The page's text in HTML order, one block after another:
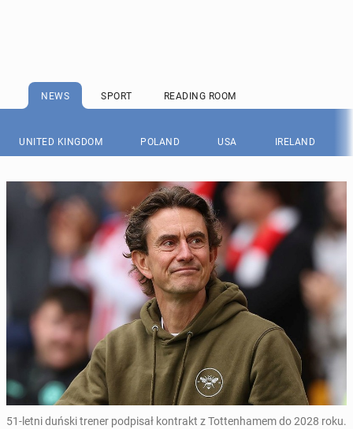
NEWS SPORT READING ROOM
UNITED KINGDOM POLAND USA IRELAND
51-letni duński trener podpisał kontrakt z Tottenhamem do 2028 roku.